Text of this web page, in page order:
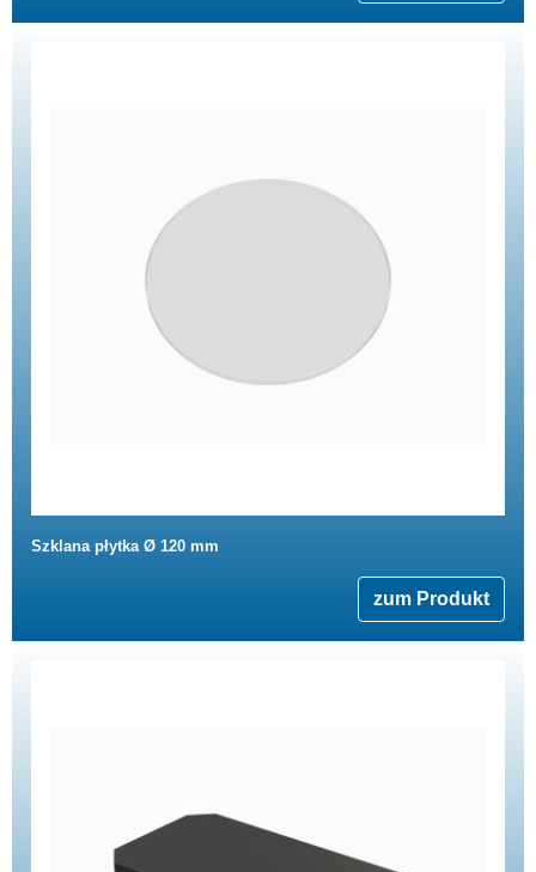
Szklana płytka Ø 120 mm
zum Produkt